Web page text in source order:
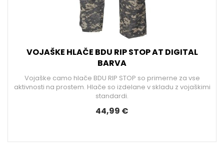
VOJAŠKE HLAČE BDU RIP STOP AT DIGITAL
BARVA
Vojaške camo hlače BDU RIP STOP so primerne za vse
aktivnosti na prostem. Hlače so izdelane v skladu z vojaškimi
standardi.
44,99 €